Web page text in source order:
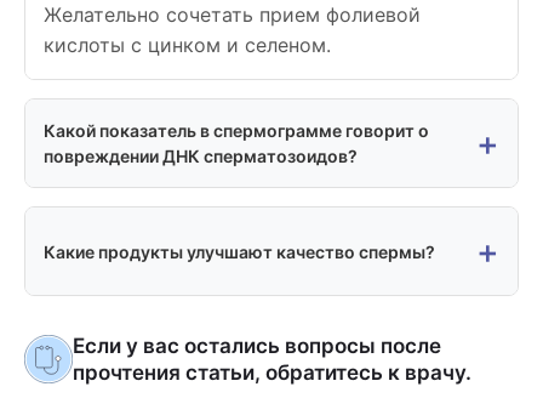
Желательно сочетать прием фолиевой
кислоты с цинком и селеном.
Какой показатель в спермограмме говорит о
повреждении ДНК сперматозоидов?
+
количество сперматозоидов с поврежденной
называется: доля сперматозоидов с
фрагментированной ДНК. Нормальный
Какие продукты улучшают качество спермы? +
сперматозоидов следует добавить в рацион
разные источники белка – мясо, птицу, яйца,
Если у вас остались вопросы после
прочтения статьи, обратитесь к врачу.